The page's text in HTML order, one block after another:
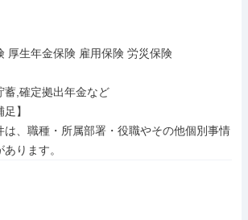
厚生年金保険 雇用保険 労災保険
蓄,確定拠出年金など
】
は、職種・所属部署・役職やその他個別事情
ります。